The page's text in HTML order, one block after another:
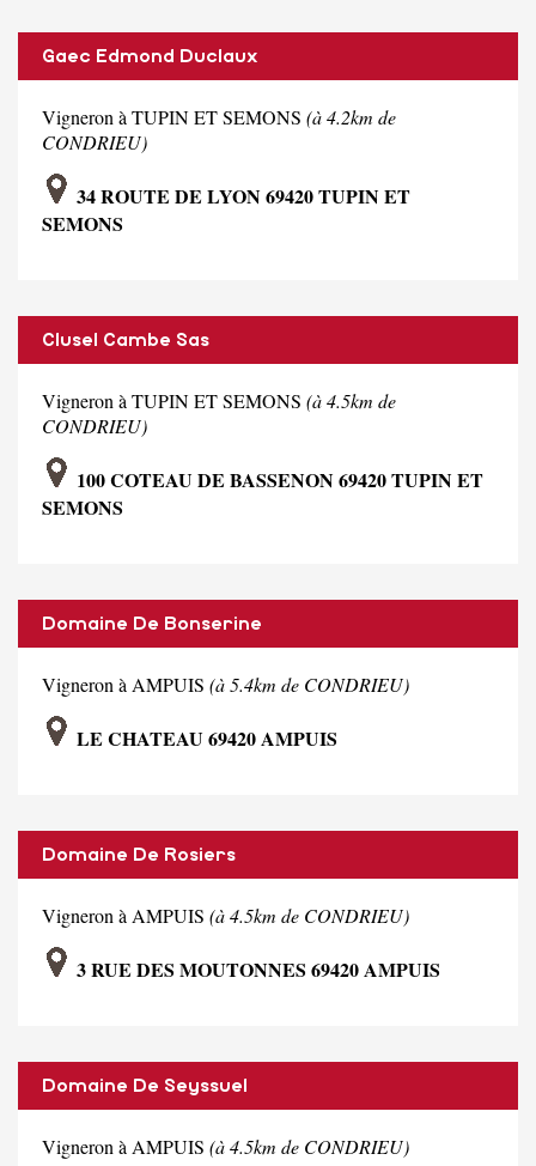
Gaec Edmond Duclaux
Vigneron à TUPIN ET SEMONS (à 4.2km de
CONDRIEU)
34 ROUTE DE LYON 69420 TUPIN ET
SEMONS
Clusel Cambe Sas
Vigneron à TUPIN ET SEMONS (à 4.5km de
CONDRIEU)
100 COTEAU DE BASSENON 69420 TUPIN ET
SEMONS
Domaine De Bonserine
Vigneron à AMPUIS (à 5.4km de CONDRIEU)
LE CHATEAU 69420 AMPUIS
Domaine De Rosiers
Vigneron à AMPUIS (à 4.5km de CONDRIEU)
3 RUE DES MOUTONNES 69420 AMPUIS
Domaine De Seyssuel
Vigneron à AMPUIS (à 4.5km de CONDRIEU)